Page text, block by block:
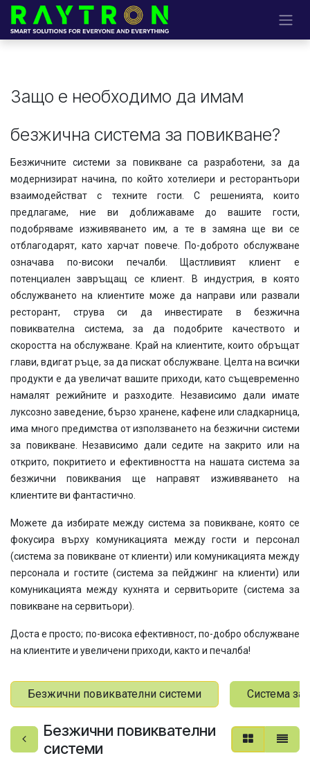
Преминете към съдържание
Защо е необходимо да им​ам
безжична система за повикване?
Безжичните системи за повикване са разработени, за да
модернизират начина, по който хотелиери и ресторантьори
взаимодействат с техните гости. С решенията, които
предлагаме, ние ви доближаваме до вашите гости,
подобряваме изживяването им, а те в замяна ще ви се
отблагодарят, като харчат повече. По-доброто обслужване
означава по-високи печалби. Щастливият клиент е
потенциален завръщащ се клиент. В индустрия, в която
обслужването на клиентите може да направи или развали
ресторант, струва си да инвестирате в безжична
повиквателна система, за да подобрите качеството и
скоростта на обслужване. Край на клиентите, които обръщат
глави, вдигат ръце, за да пискат обслужване. Целта на всички
продукти е да увеличат вашите приходи, като същевременно
намалят режийните и разходите. Независимо дали имате
луксозно заведение, бързо хранене, кафене или сладкарница,
има много предимства от използването на безжични системи
за повикване. Независимо дали седите на закрито или на
открито, покритието и ефективността на нашата система за
безжични повиквания ще направят изживяването на
клиентите ви фантастично.
Можете да избирате между система за повикване, която се
фокусира върху комуникацията между гости и персонал
(система за повикване от клиенти) или комуникацията между
персонала и гостите (система за пейджинг на клиенти) или
комуникацията между кухнята и сервитьорите (система за
повикване на сервитьори).
Доста е просто; по-висока ефективност, по-добро обслужване
на клиентите и увеличени приходи, както и печалба!
Безжични повиквателни системи Система за
Безжични повиквателни
системи